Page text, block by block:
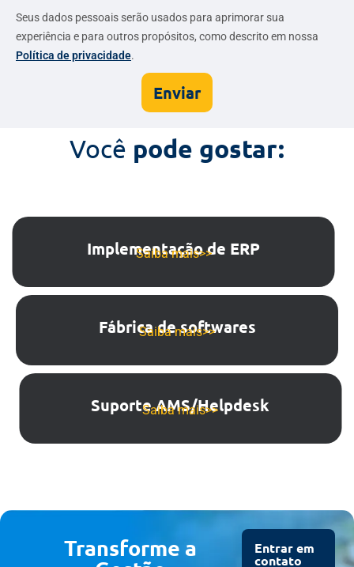
Seus dados pessoais serão usados para aprimorar sua
experiência e para outros propósitos, como descrito em nossa
Política de privacidade.
Enviar
Você pode gostar:
Implementação de ERP
Saiba mais>>
Fábrica de softwares
Saiba mais>>
Suporte AMS/Helpdesk
Saiba mais>>
Transforme a Entrar em
contato